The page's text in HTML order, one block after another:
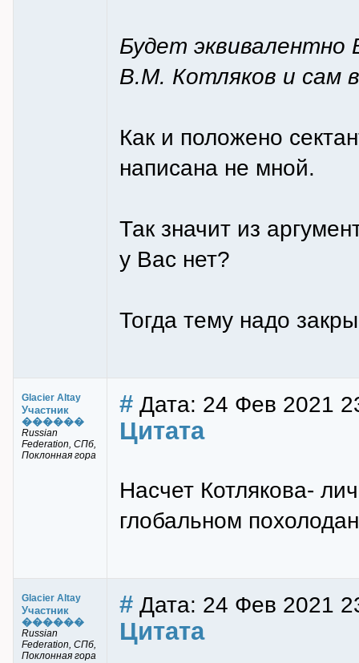
Будет эквивалентно
В.М. Котляков и сам
Как и положено
написана не мной.
Так значит из
у Вас нет?
Тогда тему надо
Glacier Altay
Участник
������
Russian
Federation, СПб,
Поклонная гора
# Дата: 24 Фев 2021
Цитата
Насчет Котлякова-
глобальном
Glacier Altay
Участник
������
Russian
Federation, СПб,
Поклонная гора
# Дата: 24 Фев 2021
Цитата